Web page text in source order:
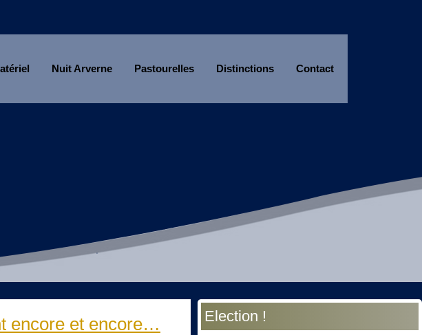
Nuit Arverne Pastourelles Distinctions Contact
encore et encore… Election !
Année
précédente
Mois
précédent
Année
suivante
Mois
suivant